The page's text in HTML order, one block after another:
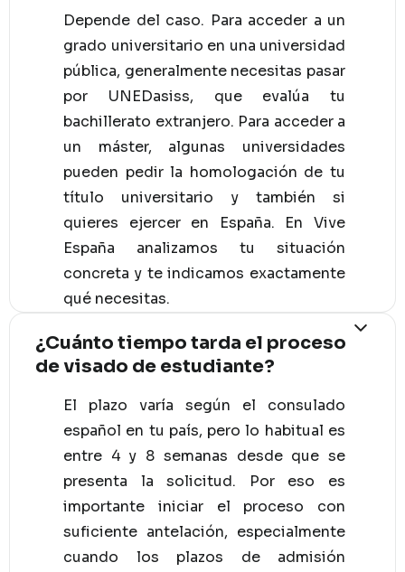
Depende del caso. Para acceder a un
grado universitario en una universidad
pública, generalmente necesitas pasar
por UNEDasiss, que evalúa tu
bachillerato extranjero. Para acceder a
un máster, algunas universidades
pueden pedir la homologación de tu
título universitario y también si
quieres ejercer en España. En Vive
España analizamos tu situación
concreta y te indicamos exactamente
qué necesitas.
¿Cuánto tiempo tarda el proceso
de visado de estudiante?
El plazo varía según el consulado
español en tu país, pero lo habitual es
entre 4 y 8 semanas desde que se
presenta la solicitud. Por eso es
importante iniciar el proceso con
suficiente antelación, especialmente
cuando los plazos de admisión